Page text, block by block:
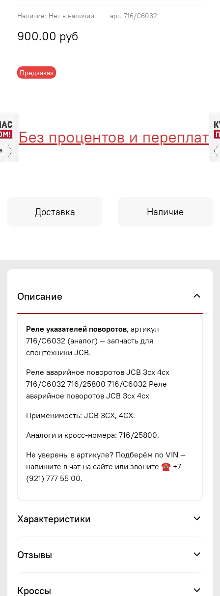
арт. 716/C6032
Наличие: Нет в наличии
Предзаказ
900.00 руб
Без процентов и переплат
Доставка Наличие
Описание
Реле указателей поворотов, артикул
716/C6032 (аналог) — запчасть для
спецтехники JCB.
Реле аварийное поворотов JCB 3cx 4cx
716/C6032 716/25800 716/C6032 Реле
аварийное поворотов JCB 3cx 4cx
Применимость: JCB 3CX, 4CX.
Аналоги и кросс-номера: 716/25800.
Не уверены в артикуле? Подберём по VIN —
напишите в чат на сайте или звоните ☎ +7
(921) 777 55 00.
Характеристики
Отзывы
Кроссы